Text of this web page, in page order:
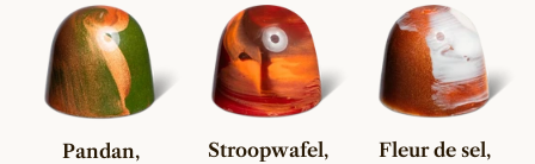
Pandan,
Stroopwafel,
Fleur de sel,